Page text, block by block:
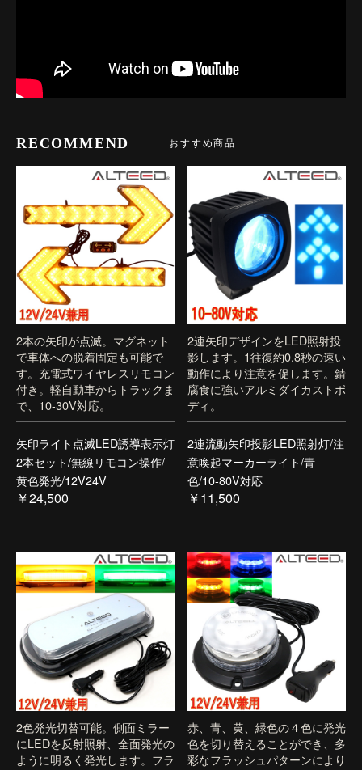
RECOMMEND おすすめ商品
2本の矢印が点滅。マグネット
で車体への脱着固定も可能で
す。充電式ワイヤレスリモコン
付き。軽自動車からトラックま
で、10-30V対応。
矢印ライト点滅LED誘導表示灯
2本セット/無線リモコン操作/
黄色発光/12V24V
￥24,500
2連矢印デザインをLED照射投
影します。1往復約0.8秒の速い
動作により注意を促します。錆
腐食に強いアルミダイカストボ
ディ。
2連流動矢印投影LED照射灯/注
意喚起マーカーライト/青
色/10-80V対応
￥11,500
2色発光切替可能。側面ミラー
にLEDを反射照射、全面発光の
ように明るく発光します。フラ
赤、青、黄、緑色の４色に発光
色を切り替えることができ、多
彩なフラッシュパターンにより